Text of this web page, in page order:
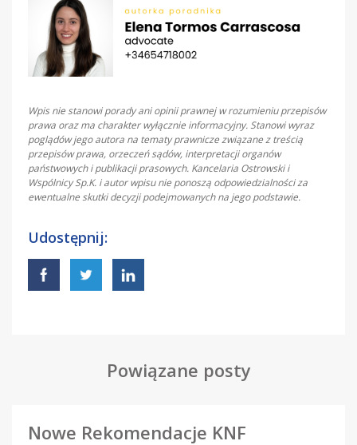
Wpis nie stanowi porady ani opinii prawnej w rozumieniu przepisów
prawa oraz ma charakter wyłącznie informacyjny. Stanowi wyraz
poglądów jego autora na tematy prawnicze związane z treścią
przepisów prawa, orzeczeń sądów, interpretacji organów
państwowych i publikacji prasowych. Kancelaria Ostrowski i
Wspólnicy Sp.K. i autor wpisu nie ponoszą odpowiedzialności za
ewentualne skutki decyzji podejmowanych na jego podstawie.
Udostępnij:
Powiązane posty
Nowe Rekomendacje KNF